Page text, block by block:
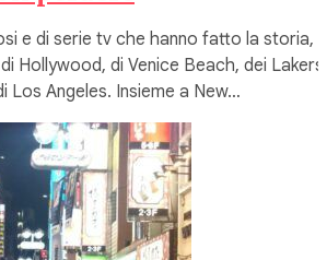
e di serie tv che hanno fatto la storia,
Hollywood, di Venice Beach, dei Lakers:
Los Angeles. Insieme a New…